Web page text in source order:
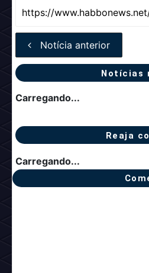
Notícia anterior
Notícias
Carregando...
Reaja
Carregando...